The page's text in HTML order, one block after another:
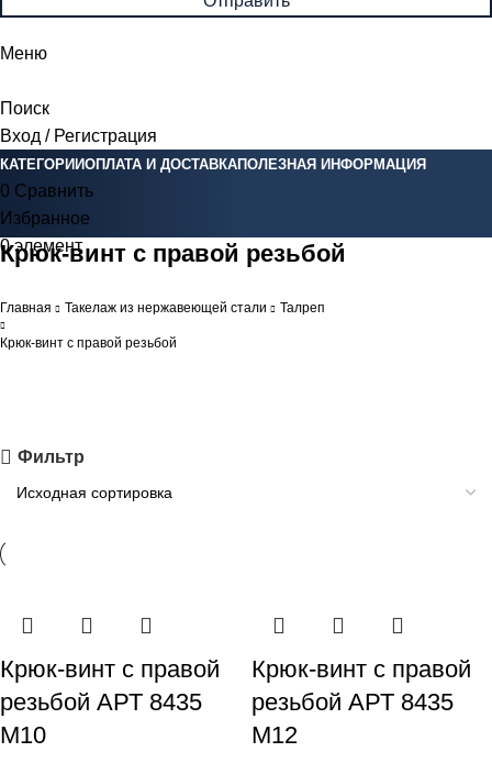
Меню
Поиск
Вход / Регистрация
КАТЕГОРИИОПЛАТА И ДОСТАВКАПОЛЕЗНАЯ ИНФОРМАЦИЯ
0 Сравнить
Избранное
0элемент 0Br
Крюк-винт с правой резьбой
Главная Такелаж из нержавеющей стали Талреп
Крюк-винт с правой резьбой
Фильтр
Крюк-винт с правой
резьбой АРТ 8435
M10
Крюк-винт с правой
резьбой АРТ 8435
M12